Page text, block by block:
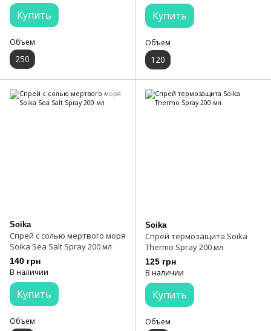
Купить
Объем
250
Купить
Объем
120
Soika
Спрей с солью мертвого моря
Soika Sea Salt Spray 200 мл
140 грн
В наличии
Купить
Объем
Soika
Спрей термозащита Soika
Thermo Spray 200 мл
125 грн
В наличии
Купить
Объем